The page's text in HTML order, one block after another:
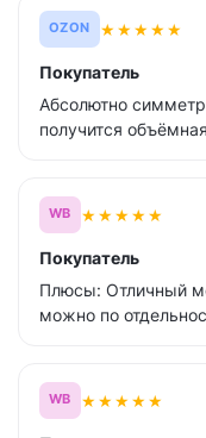
OZON ★★★★★
Покупатель
Абсолютно
получится
WB ★★★★★
Покупатель
Плюсы: Отличный
можно по
WB ★★★★★